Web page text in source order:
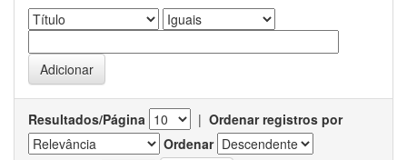
Resultados/Página | Ordenar registros por
Ordenar